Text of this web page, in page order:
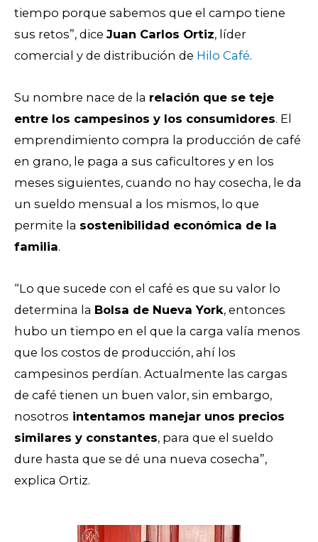
tiempo porque sabemos que el campo tiene
sus retos”, dice Juan Carlos Ortiz, líder
comercial y de distribución de Hilo Café.
Su nombre nace de la relación que se teje
entre los campesinos y los consumidores. El
emprendimiento compra la producción de café
en grano, le paga a sus caficultores y en los
meses siguientes, cuando no hay cosecha, le da
un sueldo mensual a los mismos, lo que
permite la sostenibilidad económica de la
familia.
“Lo que sucede con el café es que su valor lo
determina la Bolsa de Nueva York, entonces
hubo un tiempo en el que la carga valía menos
que los costos de producción, ahí los
campesinos perdían. Actualmente las cargas
de café tienen un buen valor, sin embargo,
nosotros intentamos manejar unos precios
similares y constantes, para que el sueldo
dure hasta que se dé una nueva cosecha”,
explica Ortiz.